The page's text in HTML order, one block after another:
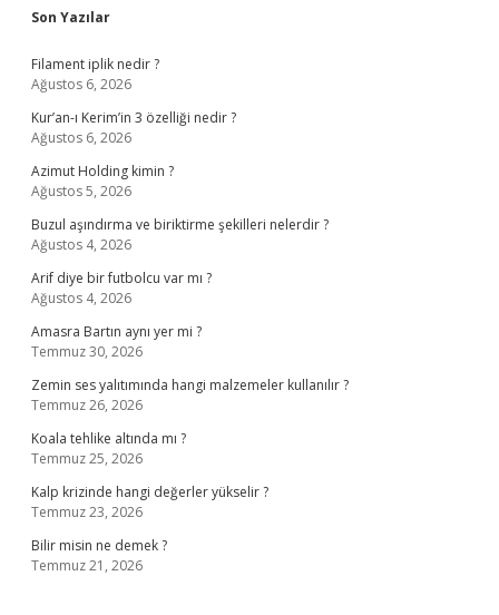
Sidebar
Son Yazılar
Filament iplik nedir ?
Ağustos 6, 2026
Kur’an-ı Kerim’in 3 özelliği nedir ?
Ağustos 6, 2026
Azimut Holding kimin ?
Ağustos 5, 2026
Buzul aşındırma ve biriktirme şekilleri nelerdir ?
Ağustos 4, 2026
Arif diye bir futbolcu var mı ?
Ağustos 4, 2026
Amasra Bartın aynı yer mi ?
Temmuz 30, 2026
Zemin ses yalıtımında hangi malzemeler kullanılır ?
Temmuz 26, 2026
Koala tehlike altında mı ?
Temmuz 25, 2026
Kalp krizinde hangi değerler yükselir ?
Temmuz 23, 2026
Bilir misin ne demek ?
Temmuz 21, 2026